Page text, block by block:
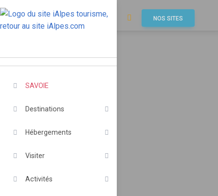
SAVOIE
Destinations
Hébergements
Visiter
Activités
NOS SITES